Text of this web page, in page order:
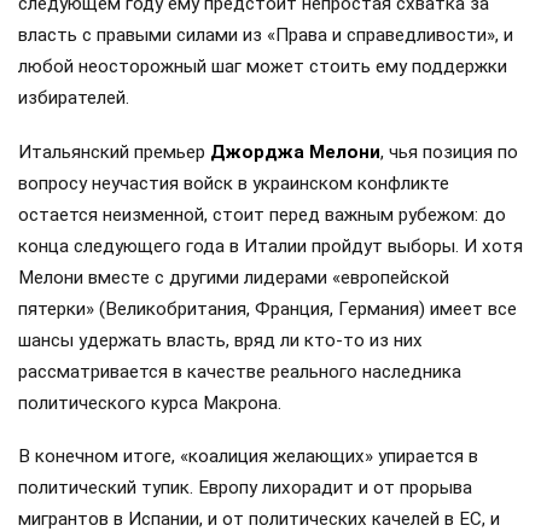
власть с правыми силами из «Права и справедливости», и
любой неосторожный шаг может стоить ему поддержки
избирателей.
Итальянский премьер Джорджа Мелони, чья позиция по
вопросу неучастия войск в украинском конфликте
остается неизменной, стоит перед важным рубежом: до
конца следующего года в Италии пройдут выборы. И хотя
Мелони вместе с другими лидерами «европейской
пятерки» (Великобритания, Франция, Германия) имеет все
шансы удержать власть, вряд ли кто-то из них
рассматривается в качестве реального наследника
политического курса Макрона.
В конечном итоге, «коалиция желающих» упирается в
политический тупик. Европу лихорадит и от прорыва
мигрантов в Испании, и от политических качелей в ЕС, и